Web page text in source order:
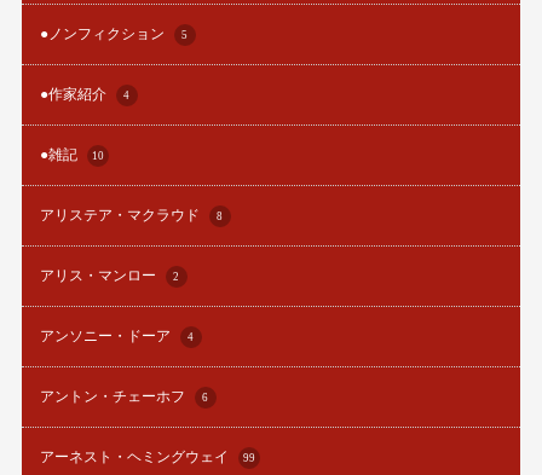
●ノンフィクション 5
●作家紹介 4
●雑記 10
アリステア・マクラウド 8
アリス・マンロー 2
アンソニー・ドーア 4
アントン・チェーホフ 6
アーネスト・ヘミングウェイ 99